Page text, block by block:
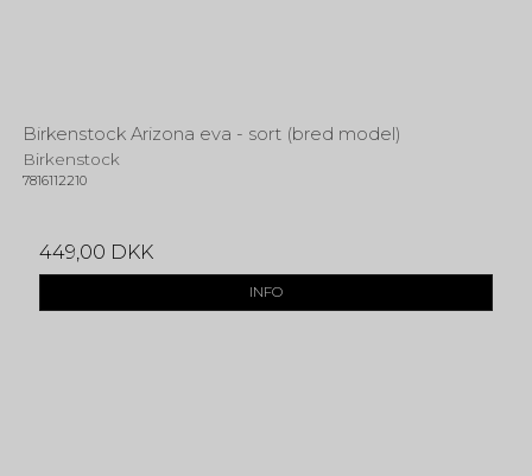
Birkenstock Arizona eva - sort (bred model)
Birkenstock
7816112210
449,00 DKK
INFO